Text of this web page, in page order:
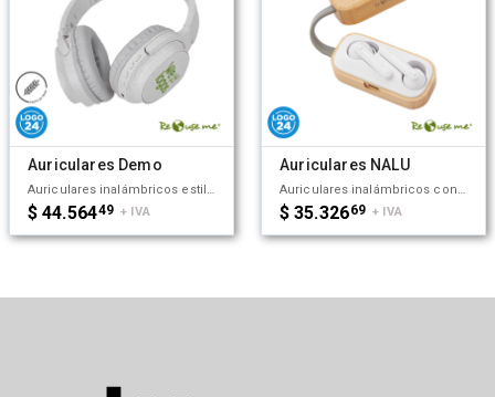
Auriculares Demo
$ 44.56449 + IVA
Auriculares NALU
$ 35.32669 + IVA